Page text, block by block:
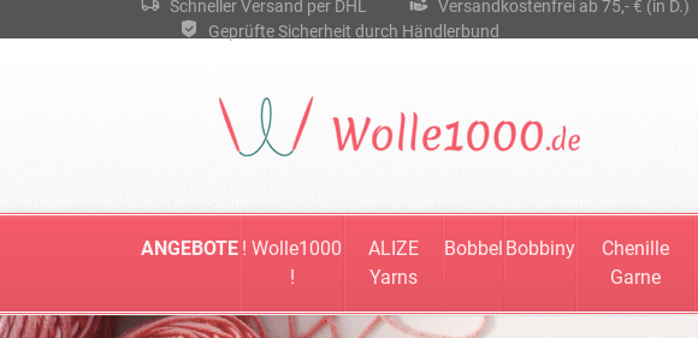
Schneller Versand per DHL Versandkostenfrei ab 75,- € (in D.)
Geprüfte Sicherheit durch Händlerbund
ANGEBOTE ! Wolle1000
!
ALIZE
Yarns
Bobbel Bobbiny
Chenille
Garne